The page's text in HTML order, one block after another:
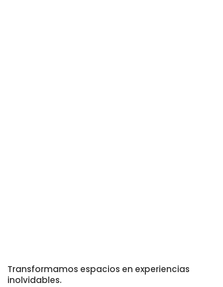
Transformamos espacios en experiencias
inolvidables.